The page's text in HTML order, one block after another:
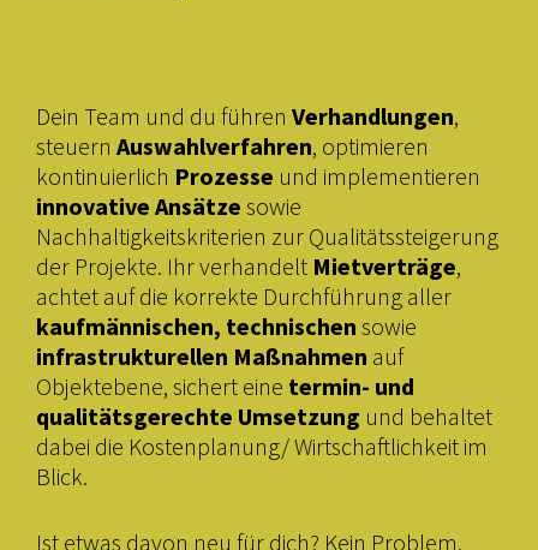
Dein Team und du führen Verhandlungen,
steuern Auswahlverfahren, optimieren
kontinuierlich Prozesse und implementieren
innovative Ansätze sowie
Nachhaltigkeitskriterien zur Qualitätssteigerung
der Projekte. Ihr verhandelt Mietverträge,
achtet auf die korrekte Durchführung aller
kaufmännischen, technischen sowie
infrastrukturellen Maßnahmen auf
Objektebene, sichert eine termin- und
qualitätsgerechte Umsetzung und behaltet
dabei die Kostenplanung/ Wirtschaftlichkeit im
Blick.
Ist etwas davon neu für dich? Kein Problem.